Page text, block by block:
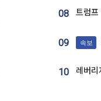
08
09 속보
10